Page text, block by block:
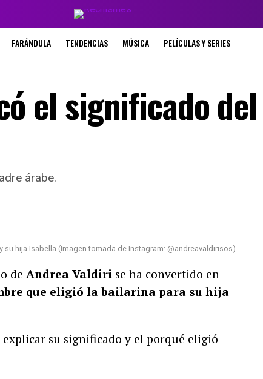
FARÁNDULA TENDENCIAS MÚSICA PELÍCULAS Y SERIES
el significado del
árabe.
su hija Isabella (Imagen tomada de Instagram: @andreavaldirisos)
de Andrea Valdiri se ha convertido en
que eligió la bailarina para su hija
su significado y el porqué eligió